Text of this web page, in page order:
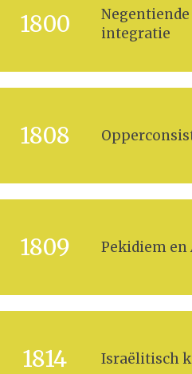
1800
Negentiende
integratie
1808
1809 Pekidiem
1814 Israëlitisch